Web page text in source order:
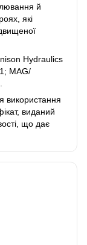
й
які
Hydraulics
MAG/
використання
виданий
що дає